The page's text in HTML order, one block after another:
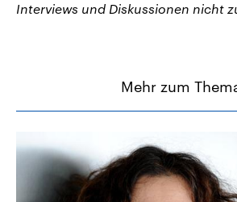
Interviews und Diskussionen nicht
Mehr zum